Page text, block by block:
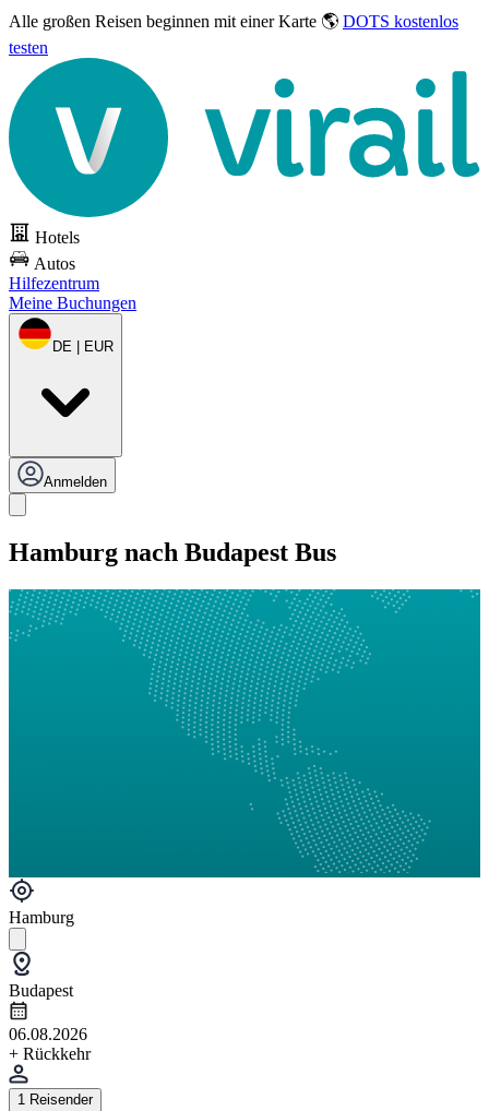
Alle großen Reisen beginnen mit einer Karte 🌎 DOTS kostenlos
testen
Hotels
Autos
Hilfezentrum
Meine Buchungen
DE | EUR
Anmelden
Hamburg nach Budapest Bus
Hamburg
Budapest
06.08.2026
+ Rückkehr
1 Reisender